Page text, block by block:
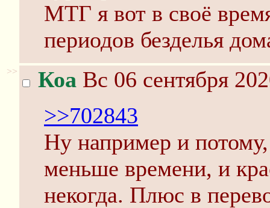
МТГ я вот в своё
периодов безделья
>> Коа Вс 06 сентября
>>702843
Ну например и
меньше времени, и
некогда. Плюс в